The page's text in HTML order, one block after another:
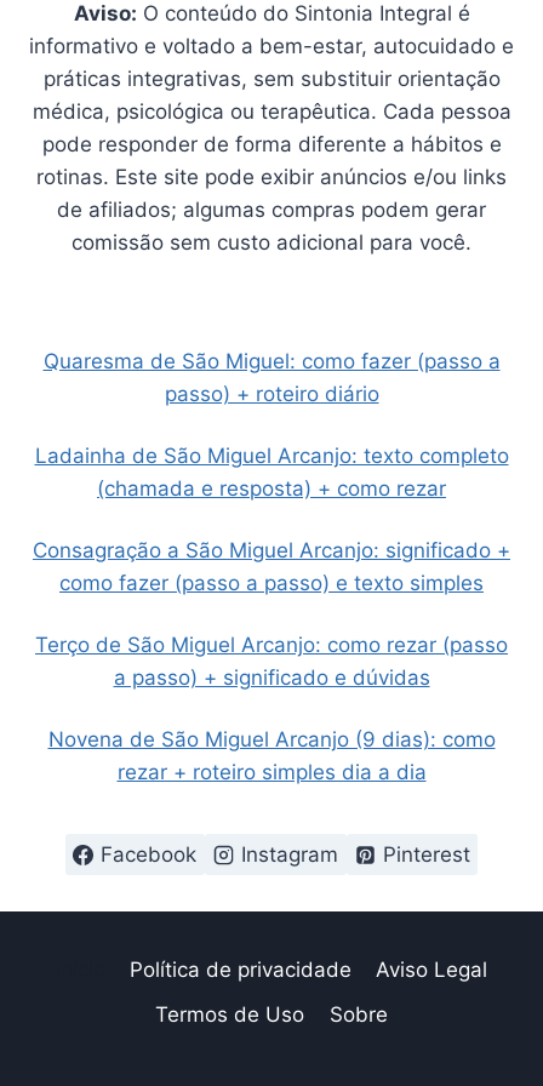
Aviso: O conteúdo do Sintonia Integral é
informativo e voltado a bem-estar, autocuidado e
práticas integrativas, sem substituir orientação
médica, psicológica ou terapêutica. Cada pessoa
pode responder de forma diferente a hábitos e
rotinas. Este site pode exibir anúncios e/ou links
de afiliados; algumas compras podem gerar
comissão sem custo adicional para você.
Quaresma de São Miguel: como fazer (passo a
passo) + roteiro diário
Ladainha de São Miguel Arcanjo: texto completo
(chamada e resposta) + como rezar
Consagração a São Miguel Arcanjo: significado +
como fazer (passo a passo) e texto simples
Terço de São Miguel Arcanjo: como rezar (passo
a passo) + significado e dúvidas
Novena de São Miguel Arcanjo (9 dias): como
rezar + roteiro simples dia a dia
Facebook Instagram Pinterest
Política de privacidade
Aviso Legal
Termos de Uso
Sobre